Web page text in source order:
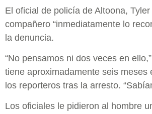
El oficial de policía de Altoona,
compañero “inmediatamente lo
la denuncia.
“No pensamos ni dos veces en
tiene aproximadamente seis meses
los reporteros tras la arresto.
Los oficiales le pidieron al hombre